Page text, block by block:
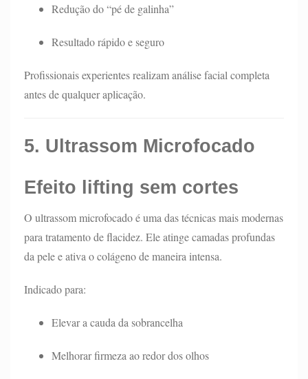
Redução do “pé de galinha”
Resultado rápido e seguro
Profissionais experientes realizam análise facial completa
antes de qualquer aplicação.
5. Ultrassom Microfocado
Efeito lifting sem cortes
O ultrassom microfocado é uma das técnicas mais modernas
para tratamento de flacidez. Ele atinge camadas profundas
da pele e ativa o colágeno de maneira intensa.
Indicado para:
Elevar a cauda da sobrancelha
Melhorar firmeza ao redor dos olhos